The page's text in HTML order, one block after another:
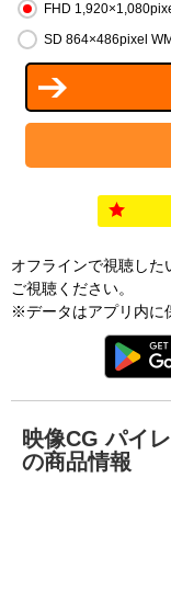
FHD
SD 864×486pixel
オフラインで視聴し
ご視聴ください。
※データはアプリ内に
映像CG パイ
の商品情報